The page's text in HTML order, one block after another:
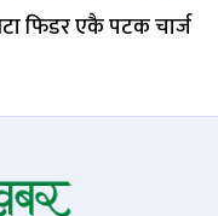
फिडर एकै पटक चार्ज